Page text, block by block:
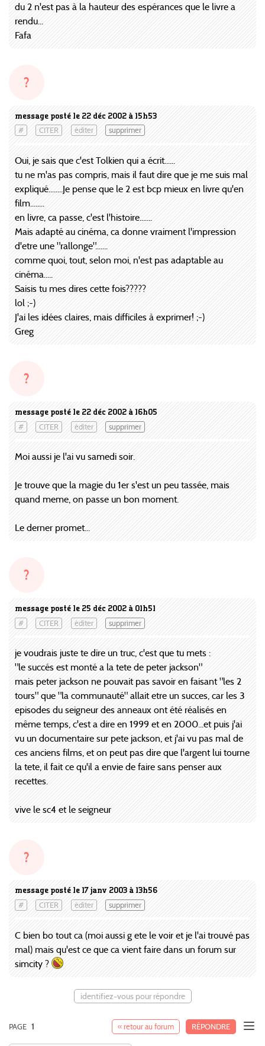
du 2 n'est pas à la hauteur des espérances que le livre a
rendu...
Fafa
message posté le 22 déc 2002 à 15h53
# CITER éditer supprimer
?
Oui, je sais que c'est Tolkien qui a écrit......
tu ne m'as pas compris, mais il faut dire que je me suis mal
expliqué........Je pense que le 2 est bcp mieux en livre qu'en
film........
en livre, ca passe, c'est l'histoire.......
Mais adapté au cinéma, ca donne vraiment l'impression
d'etre une "rallonge".......
comme quoi, tout, selon moi, n'est pas adaptable au
cinéma.....
Saisis tu mes dires cette fois?????
lol ;-)
J'ai les idées claires, mais difficiles à exprimer! ;-)
Greg
message posté le 22 déc 2002 à 16h05
# CITER éditer supprimer
?
Moi aussi je l'ai vu samedi soir.
Je trouve que la magie du 1er s'est un peu tassée, mais
quand meme, on passe un bon moment.
Le derner promet...
message posté le 25 déc 2002 à 01h51
# CITER éditer supprimer
?
je voudrais juste te dire un truc, c'est que tu mets :
"le succés est monté a la tete de peter jackson"
mais peter jackson ne pouvait pas savoir en faisant "les 2
tours" que "la communauté" allait etre un succes, car les 3
episodes du seigneur des anneaux ont été réalisés en
même temps, c'est a dire en 1999 et en 2000...et puis j'ai
vu un documentaire sur pete jackson, et j'ai vu pas mal de
ces anciens films, et on peut pas dire que l'argent lui tourne
la tete, il fait ce qu'il a envie de faire sans penser aux
recettes.
vive le sc4 et le seigneur
message posté le 17 janv 2003 à 13h56
# CITER éditer supprimer
?
C bien bo tout ca (moi aussi g ete le voir et je l'ai trouvé pas
mal) mais qu'est ce que ca vient faire dans un forum sur
simcity ?
identifiez-vous pour répondre
« retour au forum RÉPONDRE
PAGE 1